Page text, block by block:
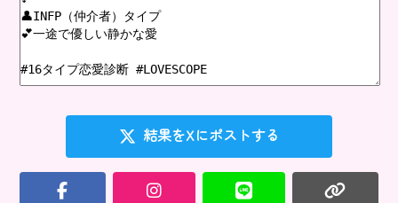
結果をXにポストする